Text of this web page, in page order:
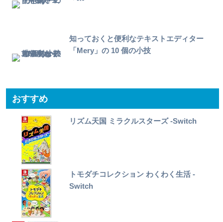
知っておくと便利なテキストエディター
「Mery」の 10 個の小技
おすすめ
リズム天国 ミラクルスターズ -Switch
トモダチコレクション わくわく生活 -
Switch